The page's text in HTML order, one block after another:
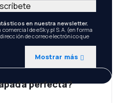
en nuestra newsletter.
de eSky.pl S.A. (en forma
de correo electrónico que
Mostrar más
perfecta?